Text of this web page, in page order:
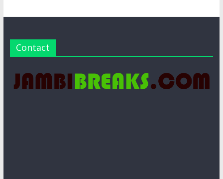
Contact